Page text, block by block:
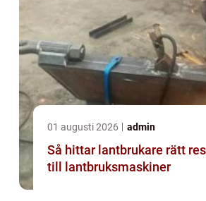
01 augusti 2026 admin
Så hittar lantbrukare rätt
till lantbruksmaskiner